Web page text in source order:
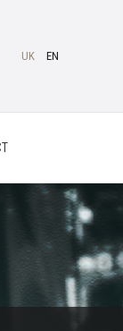
UK EN